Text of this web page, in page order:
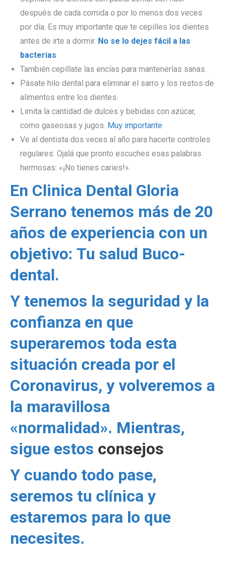
después de cada comida o por lo menos dos veces
por día. Es muy importante que te cepilles los dientes
antes de irte a dormir. No se lo dejes fácil a las
bacterias
También cepíllate las encías para mantenerlas sanas.
Pásate hilo dental para eliminar el sarro y los restos de
alimentos entre los dientes.
Limita la cantidad de dulces y bebidas con azúcar,
como gaseosas y jugos. Muy importante
Ve al dentista dos veces al año para hacerte controles
regulares. Ojalá que pronto escuches esas palabras
hermosas: «¡No tienes caries!».
En Clinica Dental Gloria
Serrano tenemos más de 20
años de experiencia con un
objetivo: Tu salud Buco-
dental.
Y tenemos la seguridad y la
confianza en que
superaremos toda esta
situación creada por el
Coronavirus, y volveremos a
la maravillosa
«normalidad». Mientras,
sigue estos consejos
Y cuando todo pase,
seremos tu clínica y
estaremos para lo que
necesites.